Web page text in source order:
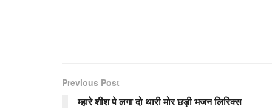
Previous Post
म्हारे शीश पे लगा दो थारी मोर छड़ी भजन लिरिक्स